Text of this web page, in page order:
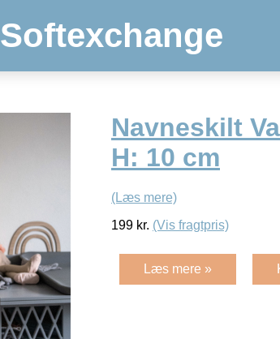
Softexchange
Navneskilt
H: 10 cm
(Læs mere)
199 kr. (Vis fragtpris)
Læs mere »